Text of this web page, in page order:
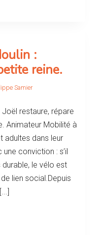
:
reine.
Samier
Joël restaure, répare
Animateur Mobilité à
adultes dans leur
conviction : s’il
durable, le vélo est
lien social.Depuis